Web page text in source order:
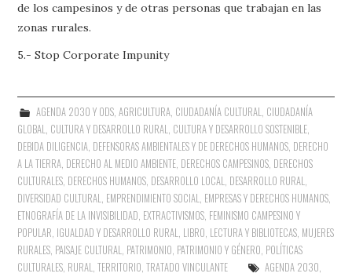
de los campesinos y de otras personas que trabajan en las
zonas rurales.
5.- Stop Corporate Impunity
AGENDA 2030 Y ODS, AGRICULTURA, CIUDADANÍA CULTURAL, CIUDADANÍA
GLOBAL, CULTURA Y DESARROLLO RURAL, CULTURA Y DESARROLLO SOSTENIBLE,
DEBIDA DILIGENCIA, DEFENSORAS AMBIENTALES Y DE DERECHOS HUMANOS, DERECHO
A LA TIERRA, DERECHO AL MEDIO AMBIENTE, DERECHOS CAMPESINOS, DERECHOS
CULTURALES, DERECHOS HUMANOS, DESARROLLO LOCAL, DESARROLLO RURAL,
DIVERSIDAD CULTURAL, EMPRENDIMIENTO SOCIAL, EMPRESAS Y DERECHOS HUMANOS,
ETNOGRAFÍA DE LA INVISIBILIDAD, EXTRACTIVISMOS, FEMINISMO CAMPESINO Y
POPULAR, IGUALDAD Y DESARROLLO RURAL, LIBRO, LECTURA Y BIBLIOTECAS, MUJERES
RURALES, PAISAJE CULTURAL, PATRIMONIO, PATRIMONIO Y GÉNERO, POLÍTICAS
CULTURALES, RURAL,TERRITORIO,TRATADO VINCULANTE AGENDA 2030,